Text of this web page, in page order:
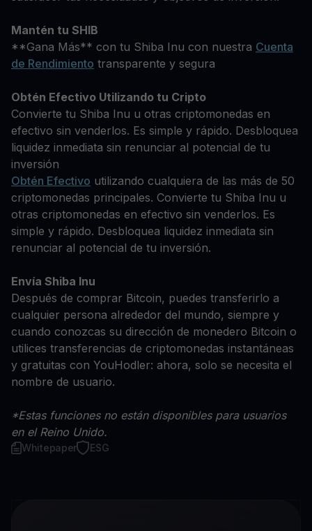
Mantén tu SHIB
**Gana Más** con tu Shiba Inu con nuestra Cuenta
de Rendimiento transparente y segura
Obtén Efectivo Utilizando tu Cripto
Convierte tu Shiba Inu u otras criptomonedas en
efectivo sin venderlos. Es simple y rápido. Desbloquea
liquidez inmediata sin renunciar al potencial de tu
inversión
Obtén Efectivo utilizando cualquiera de las más de 50
criptomonedas principales. Convierte tu Shiba Inu u
otras criptomonedas en efectivo sin venderlos. Es
simple y rápido. Desbloquea liquidez inmediata sin
renunciar al potencial de tu inversión.
Envía Shiba Inu
Después de comprar Bitcoin, puedes transferirlo a
cualquier persona alrededor del mundo, siempre y
cuando conozcas su dirección de monedero Bitcoin o
utilices transferencias de criptomonedas instantáneas
y gratuitas con YouHodler: ahora, solo se necesita el
nombre de usuario.
*Estas funciones no están disponibles para usuarios
en el Reino Unido.
Whitepaper ESG